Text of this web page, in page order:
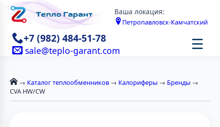
Ваша локация:
Петропавловск-Камчатский
+7 (982) 484-51-78
sale@teplo-garant.com ☰
→ Каталог теплообменников → Калориферы → Бренды →
CVA HW/CW